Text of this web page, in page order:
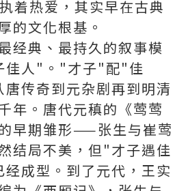
着热爱，其实早在古典
的文化根基。
经典、最持久的叙事模
佳人"。"才子"配"佳
传奇到元杂剧再到明清
年。唐代元稹的《莺莺
早期雏形——张生与崔莺
结局不美，但"才子遇佳
成型。到了元代，王实